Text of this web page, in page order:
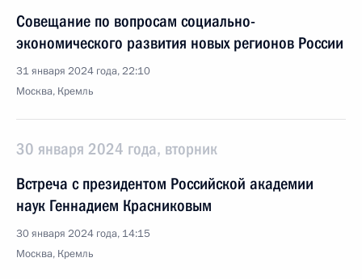
Совещание по вопросам социально-
экономического развития новых регионов России
31 января 2024 года, 22:10
Москва, Кремль
30 января 2024 года, вторник
Встреча с президентом Российской академии
наук Геннадием Красниковым
30 января 2024 года, 14:15
Москва, Кремль